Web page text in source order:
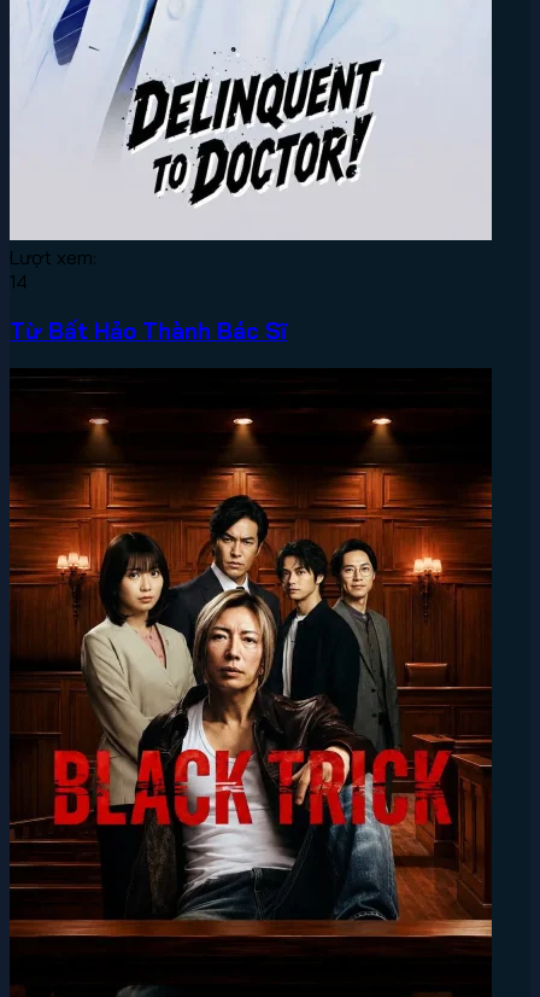
Lượt xem:
14
Từ Bất Hảo Thành Bác Sĩ